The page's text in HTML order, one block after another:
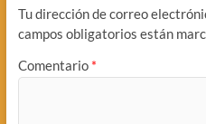
Tu dirección de correo
campos obligatorios están
Comentario *